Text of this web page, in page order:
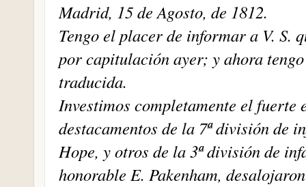
Madrid, 15 de Agosto, de 1812.
Tengo el placer de informar a V. S.
por capitulación ayer; y ahora
traducida.
Investimos completamente el
destacamentos de la 7ª división de
Hope, y otros de la 3ª división de
honorable E. Pakenham,